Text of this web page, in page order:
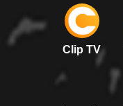
Clip TV